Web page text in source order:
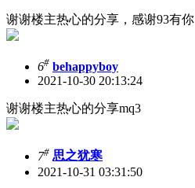
谢谢楼主热心的分享，感谢93有你
6# behappyboy
2021-10-30 20:13:24
谢谢楼主热心的分享mq3
7# 思之犹寒
2021-10-31 03:31:50